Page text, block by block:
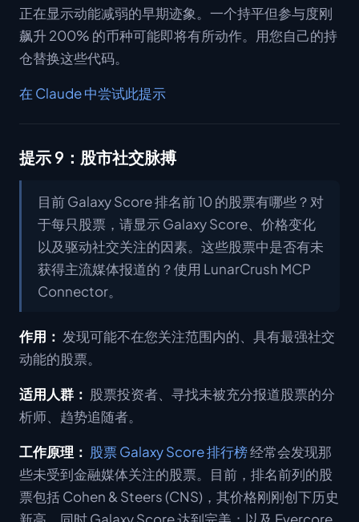
正在显示动能减弱的早期迹象。一个持平但参与度刚
飙升 200% 的币种可能即将有所动作。用您自己的持
仓替换这些代码。
在 Claude 中尝试此提示
提示 9：股市社交脉搏
目前 Galaxy Score 排名前 10 的股票有哪些？对
于每只股票，请显示 Galaxy Score、价格变化
以及驱动社交关注的因素。这些股票中是否有未
获得主流媒体报道的？使用 LunarCrush MCP
Connector。
作用： 发现可能不在您关注范围内的、具有最强社交
动能的股票。
适用人群： 股票投资者、寻找未被充分报道股票的分
析师、趋势追随者。
工作原理： 股票 Galaxy Score 排行榜经常会发现那
些未受到金融媒体关注的股票。目前，排名前列的股
票包括 Cohen & Steers (CNS)，其价格刚刚创下历史